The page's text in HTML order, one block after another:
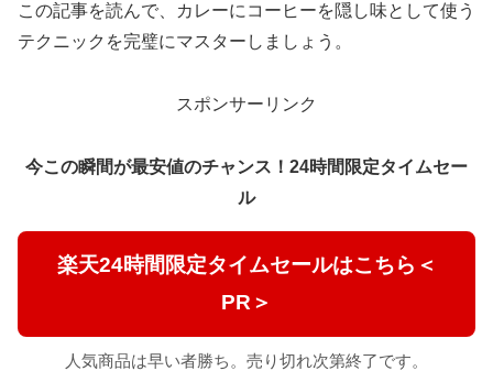
この記事を読んで、カレーにコーヒーを隠し味として使う
テクニックを完璧にマスターしましょう。
スポンサーリンク
今この瞬間が最安値のチャンス！24時間限定タイムセー
ル
楽天24時間限定タイムセールはこちら＜
PR＞
人気商品は早い者勝ち。売り切れ次第終了です。